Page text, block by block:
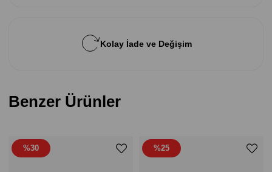
Kolay İade ve Değişim
Benzer Ürünler
%30 %25